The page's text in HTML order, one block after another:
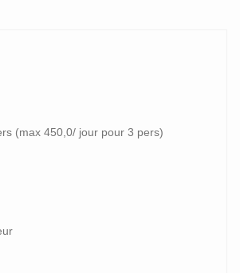
(max 450,0/ jour pour 3 pers)